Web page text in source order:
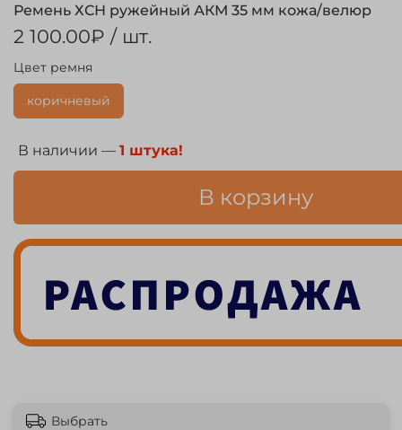
Ремень ХСН ружейный АКМ 35 мм кожа/велюр
2 100.00₽ / шт.
В наличии — 1 штука!
В корзину
Цвет ремня
коричневый
Выбрать